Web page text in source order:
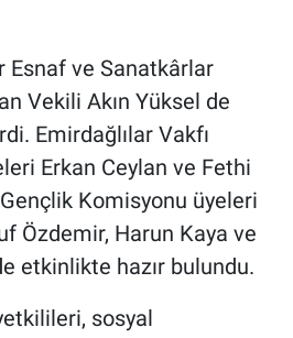
Esnaf ve Sanatkârlar
Vekili Akın Yüksel de
Emirdağlılar Vakfı
Erkan Ceylan ve Fethi
Komisyonu üyeleri
Özdemir, Harun Kaya ve
etkinlikte hazır bulundu.
sosyal